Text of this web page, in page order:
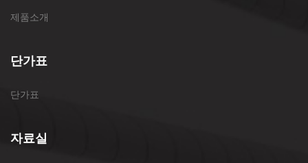
제품소개
단가표
단가표
자료실